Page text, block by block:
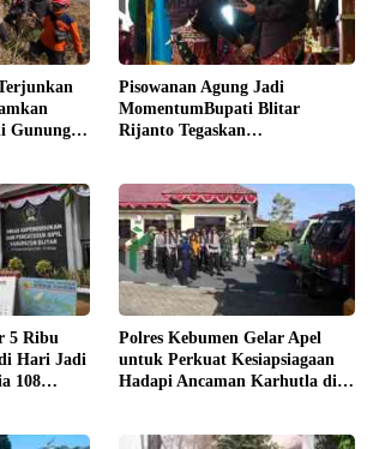
Gunung
Pisowanan Agung Jadi
MomentumBupati Blitar
Rijanto Tegaskan
5 Ribu
Hari Jadi
108
Polres Kebumen Gelar Apel
untuk Perkuat Kesiapsiagaan
Hadapi Ancaman Karhutla di